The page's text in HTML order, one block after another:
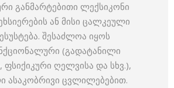
განმარტებითი ლექსიკონი
ან მისი ცალკეული
შესაძლოა იყოს
(გადატანილი
ფსიქიკური ღელვისა და სხვ.),
ასაკობრივი ცვლილებებით.